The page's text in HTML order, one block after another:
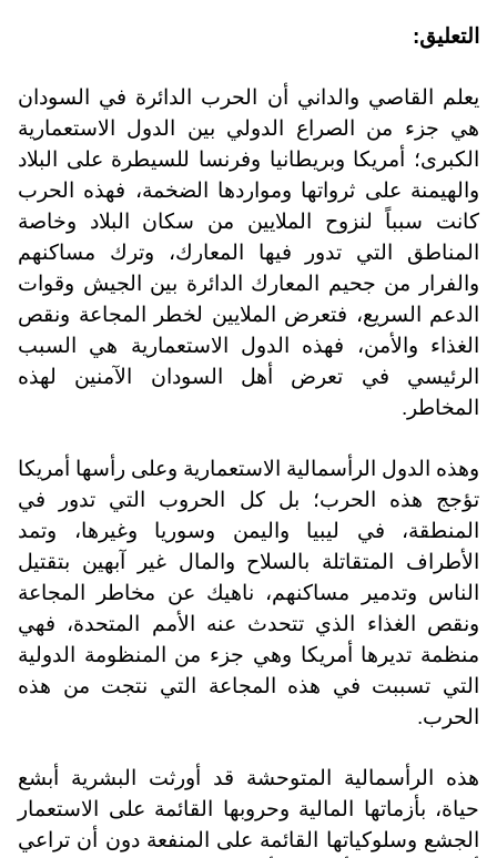
التعليق:
يعلم القاصي والداني أن الحرب الدائرة في السودان
هي جزء من الصراع الدولي بين الدول الاستعمارية
الكبرى؛ أمريكا وبريطانيا وفرنسا للسيطرة على البلاد
والهيمنة على ثرواتها ومواردها الضخمة، فهذه الحرب
كانت سبباً لنزوح الملايين من سكان البلاد وخاصة
المناطق التي تدور فيها المعارك، وترك مساكنهم
والفرار من جحيم المعارك الدائرة بين الجيش وقوات
الدعم السريع، فتعرض الملايين لخطر المجاعة ونقص
الغذاء والأمن، فهذه الدول الاستعمارية هي السبب
الرئيسي في تعرض أهل السودان الآمنين لهذه
المخاطر.
وهذه الدول الرأسمالية الاستعمارية وعلى رأسها أمريكا
تؤجج هذه الحرب؛ بل كل الحروب التي تدور في
المنطقة، في ليبيا واليمن وسوريا وغيرها، وتمد
الأطراف المتقاتلة بالسلاح والمال غير آبهين بتقتيل
الناس وتدمير مساكنهم، ناهيك عن مخاطر المجاعة
ونقص الغذاء الذي تتحدث عنه الأمم المتحدة، فهي
منظمة تديرها أمريكا وهي جزء من المنظومة الدولية
التي تسببت في هذه المجاعة التي نتجت من هذه
الحرب.
هذه الرأسمالية المتوحشة قد أورثت البشرية أبشع
حياة، بأزماتها المالية وحروبها القائمة على الاستعمار
الجشع وسلوكياتها القائمة على المنفعة دون أن تراعي